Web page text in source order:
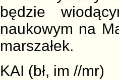
będzie
naukowym na
marszałek.
KAI (bł, im //mr)